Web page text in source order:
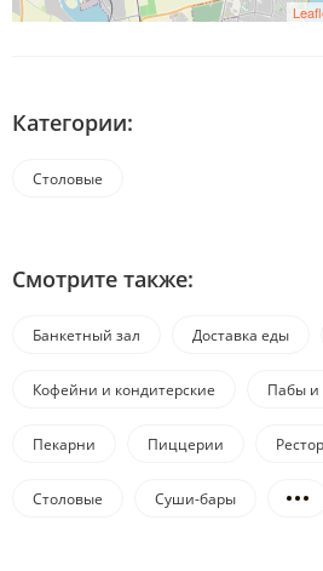
Категории:
Столовые
Смотрите также:
Банкетный зал Доставка еды
Кофейни и кондитерские Пабы и
Пекарни Пиццерии
Столовые Суши-бары